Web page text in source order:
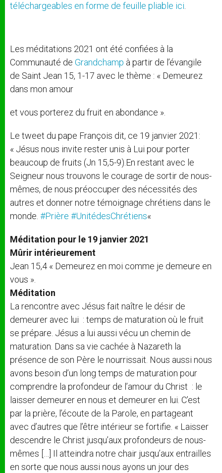
téléchargeables en forme de feuille pliable ici.
Les méditations 2021 ont été confiées à la
Communauté de Grandchamp à partir de l’évangile
de Saint Jean 15, 1-17 avec le thème : « Demeurez
dans mon amour
et vous porterez du fruit en abondance ».
Le tweet du pape François dit, ce 19 janvier 2021:
« Jésus nous invite rester unis à Lui pour porter
beaucoup de fruits (Jn 15,5-9).En restant avec le
Seigneur nous trouvons le courage de sortir de nous-
mêmes, de nous préoccuper des nécessités des
autres et donner notre témoignage chrétiens dans le
monde. #Prière #UnitédesChrétiens«
Méditation pour le 19 janvier 2021
Mûrir intérieurement
Jean 15,4 « Demeurez en moi comme je demeure en
vous ».
Méditation
La rencontre avec Jésus fait naître le désir de
demeurer avec lui : temps de maturation où le fruit
se prépare. Jésus a lui aussi vécu un chemin de
maturation. Dans sa vie cachée à Nazareth la
présence de son Père le nourrissait. Nous aussi nous
avons besoin d’un long temps de maturation pour
comprendre la profondeur de l’amour du Christ : le
laisser demeurer en nous et demeurer en lui. C’est
par la prière, l’écoute de la Parole, en partageant
avec d’autres que l’être intérieur se fortifie. « Laisser
descendre le Christ jusqu’aux profondeurs de nous-
mêmes […] Il atteindra notre chair jusqu’aux entrailles
en sorte que nous aussi nous ayons un jour des